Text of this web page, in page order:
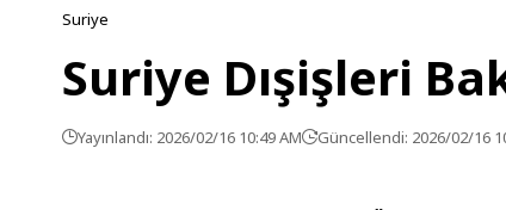
Suriye
Suriye Dışişleri
Yayınlandı: 2026/02/16 10:49 AM Güncellendi: 2026/02/16